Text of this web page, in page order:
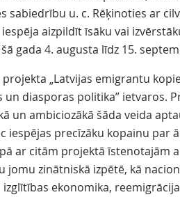
sabiedrību u. c. Rēķinoties ar
aizpildīt īsāku vai
gada 4. augusta līdz 15.
„Latvijas emigrantu
diasporas politika” ietvaros.
un ambiciozākā šāda veida
iespējas precīzāku kopainu par
ar citām projektā īstenotajām
zinātniskā izpētē, kā
ekonomika,